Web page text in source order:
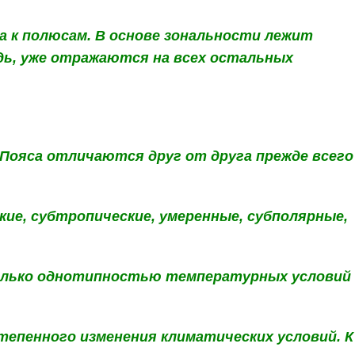
к полюсам. В основе зональности лежит
уже отражаются на всех остальных
Пояса отличаются друг от друга прежде всего
субтропические, умеренные, субполярные,
однотипностью температурных условий
изменения климатических условий. К